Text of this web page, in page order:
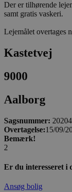
Der er tilhørende
samt gratis vaskeri.
Lejemålet overtages
Kastetvej
9000
Aalborg
Sagsnummer:
Overtagelse:15/09/
Bemærk!
2
Er du interesseret i
Ansøg bolig